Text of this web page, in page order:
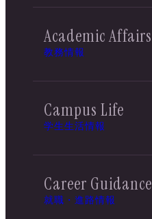
Academic Affairs
教務情報
Campus Life
学生生活情報
Career Guidance
就職・進路情報